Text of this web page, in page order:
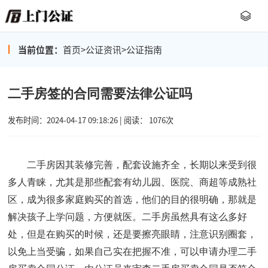
当前位置： 首页>公证资讯>公证指南
二手房签的合同需要法律公证吗
发布时间：2024-04-17 09:18:26 | 阅读： 1076次
二手房因其装修完善，配套设施齐全，长期以来受到很
多人青睐，尤其是那些配套有幼儿园、医院、商超等成熟社
区，成为很多家庭购买的首选，他们的目的很明确，那就是
解决孩子上学问题，方便就医。二手房虽然具有这么多好
处，但是在购买的时候，还是要擦亮眼睛，注意识别圈套，
以免上当受骗，如果自己实在把握不准，可以申请办理二手